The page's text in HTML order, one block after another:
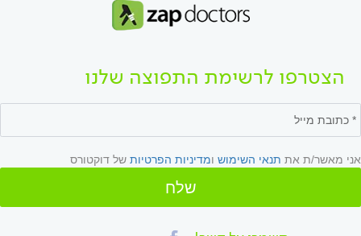
הצטרפו לרשימת התפוצה שלנו
אני מאשר/ת את תנאי השימוש ומדיניות הפרטיות של דוקטורס
שלח